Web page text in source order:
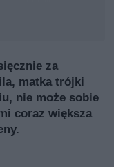
za
matka trójki
nie może sobie
coraz większa